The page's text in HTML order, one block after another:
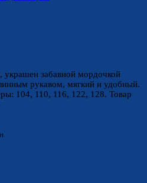
украшен забавной мордочкой
рукавом, мягкий и удобный.
104, 110, 116, 122, 128. Товар